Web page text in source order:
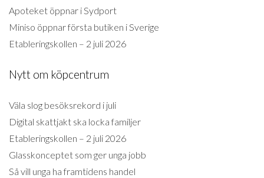
Apoteket öppnar i Sydport
Miniso öppnar första butiken i Sverige
Etableringskollen – 2 juli 2026
Nytt om köpcentrum
Väla slog besöksrekord i juli
Digital skattjakt ska locka familjer
Etableringskollen – 2 juli 2026
Glasskonceptet som ger unga jobb
Så vill unga ha framtidens handel